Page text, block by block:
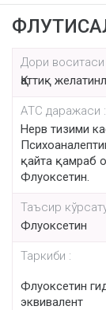
Дори
Қаттиқ
AТС даражаси :
Нерв тизими
қайта қамраб
Флуоксетин.
Таъсир
Флуоксетин
Таркиби :
Флуоксетин
эквивалент